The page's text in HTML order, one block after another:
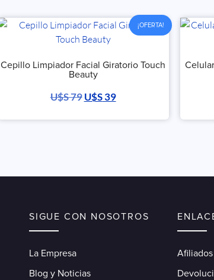
¡OFERTA!
Cepillo Limpiador Facial Giratorio Touch
Beauty
U$S79 U$S39
SIGUE CON NOSOTROS
La Empresa
Blog y Noticias